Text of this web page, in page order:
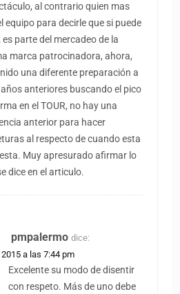
al contrario quien mas
equipo para decirle que si puede
es parte del mercadeo de la
marca patrocinadora, ahora,
una diferente preparación a
años anteriores buscando el pico
en el TOUR, no hay una
anterior para hacer
al respecto de cuando esta
Muy apresurado afirmar lo
dice en el articulo.
pmpalermo dice:
a las 7:44 pm
Excelente su modo de disentir
con respeto. Más de uno debe